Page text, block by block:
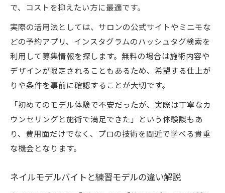
で、コストを抑えたい方に最適です。
実際の活用法としては、サロンの公式サイトやミニモな
どの予約アプリ、インスタグラムのハッシュタグ検索を
利用して募集情報を探します。無料の場合は施術内容や
デザインが限定されることもあるため、希望する仕上が
りや条件を事前に確認することが大切です。
「初めてのモデル体験で不安だったが、実際は丁寧なカ
ウンセリングと施術で満足できた」という体験談もあ
り、費用面だけでなく、プロの技術を間近で学べる貴重
な機会となります。
ネイルモデルバイトと練習モデルの違い解説